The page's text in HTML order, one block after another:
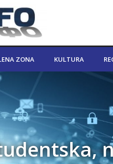
ZONA KULTURA